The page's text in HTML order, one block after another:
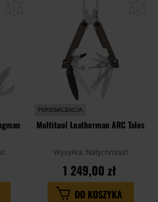
PERSONALIZACJA
Multitool Leatherman ARC Talos
Wysyłka: Natychmiast
1 249,00 zł
DO KOSZYKA